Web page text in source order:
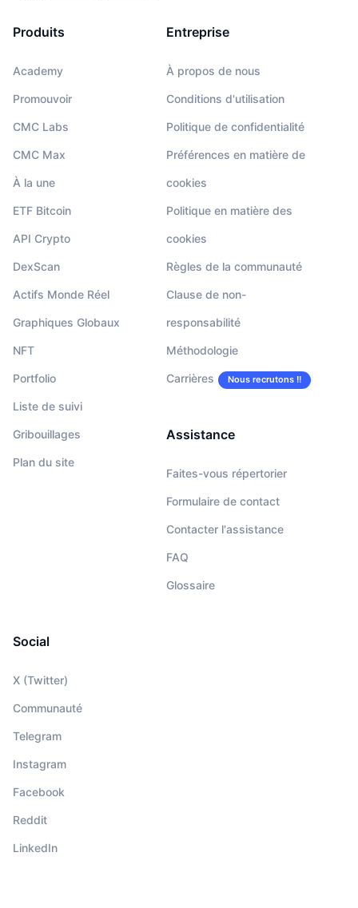
Produits
Academy
Promouvoir
CMC Labs
CMC Max
À la une
ETF Bitcoin
API Crypto
DexScan
Actifs Monde Réel
Graphiques Globaux
NFT
Portfolio
Liste de suivi
Gribouillages
Plan du site
Entreprise
À propos de nous
Conditions d'utilisation
Politique de confidentialité
Préférences en matière de
cookies
Politique en matière des
cookies
Règles de la communauté
Clause de non-
responsabilité
Méthodologie
Carrières Nous recrutons !!
Assistance
Faites-vous répertorier
Formulaire de contact
Contacter l'assistance
FAQ
Glossaire
Social
X (Twitter)
Communauté
Telegram
Instagram
Facebook
Reddit
LinkedIn